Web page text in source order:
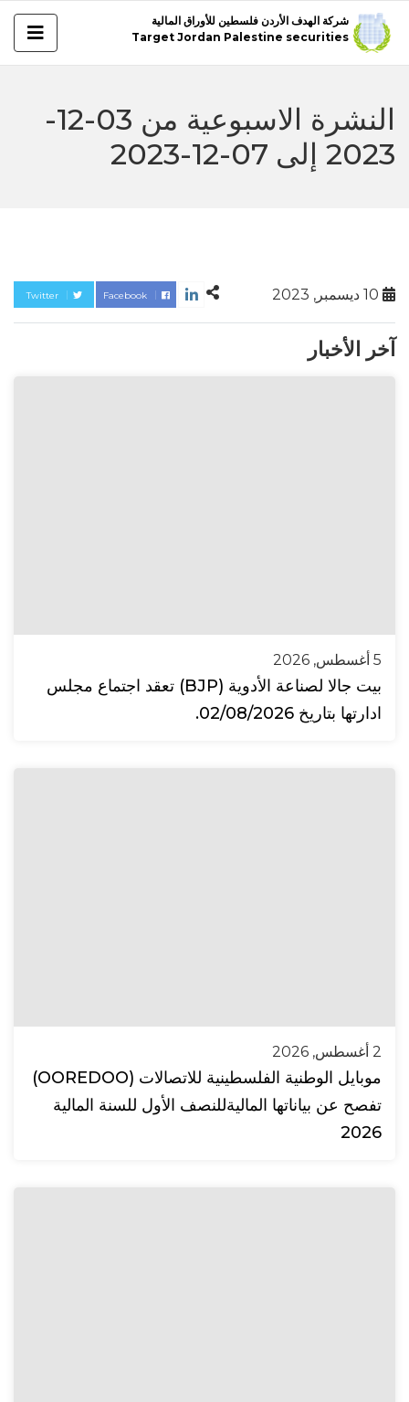
شركة الهدف الأردن فلسطين للأوراق المالية
Target Jordan Palestine securities
النشرة الاسبوعية من 03-12-
2023 إلى 07-12-2023
Twitter Facebook
آخر الأخبار
5 أغسطس, 2026
بيت جالا لصناعة الأدوية (BJP) تعقد اجتماع مجلس
ادارتها بتاريخ 02/08/2026.
2 أغسطس, 2026
موبايل الوطنية الفلسطينية للاتصالات (OOREDOO)
تفصح عن بياناتها الماليةللنصف الأول للسنة المالية
2026